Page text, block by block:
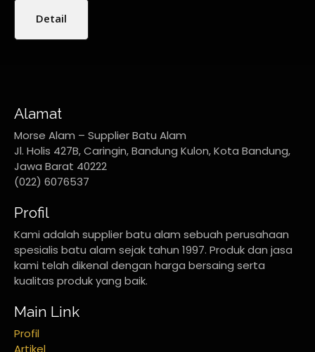
Detail
Alamat
Morse Alam – Supplier Batu Alam
Jl. Holis 427B, Caringin, Bandung Kulon, Kota Bandung,
Jawa Barat 40222
(022) 6076537
Profil
Kami adalah supplier batu alam sebuah perusahaan
spesialis batu alam sejak tahun 1997. Produk dan jasa
kami telah dikenal dengan harga bersaing serta
kualitas produk yang baik.
Main Link
Profil
Artikel